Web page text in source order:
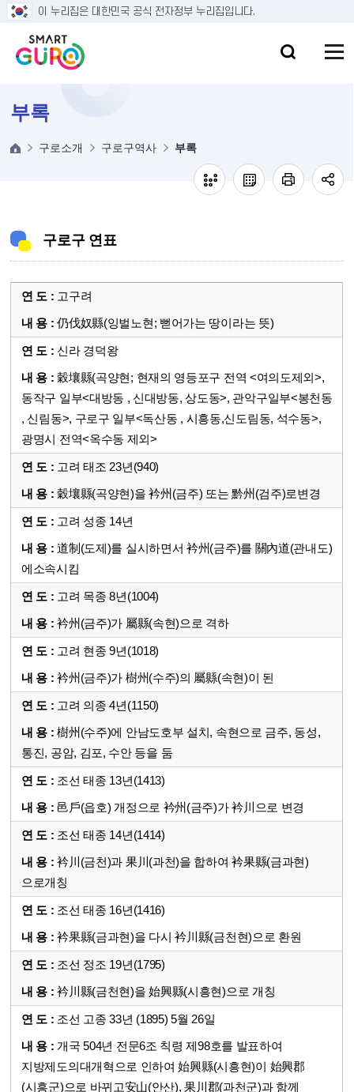
본문 바로가기
이 누리집은 대한민국 공식 전자정부 누리집입니다.
부록
구로소개 구로구역사 부록
구로구 연표
고구려
仍伐奴縣(잉벌노현; 뻗어가는 땅이라는 뜻)
신라 경덕왕
穀壤縣(곡양현; 현재의 영등포구 전역 <여의도제외>,
동작구 일부<대방동 , 신대방동, 상도동>, 관악구일부<봉천동
, 신림동>, 구로구 일부<독산동 , 시흥동,신도림동, 석수동>,
광명시 전역<옥수동 제외>
고려 태조 23년(940)
穀壤縣(곡양현)을 衿州(금주) 또는 黔州(검주)로변경
고려 성종 14년
道制(도제)를 실시하면서 衿州(금주)를 關內道(관내도)
에소속시킴
고려 목종 8년(1004)
衿州(금주)가 屬縣(속현)으로 격하
고려 현종 9년(1018)
衿州(금주)가 樹州(수주)의 屬縣(속현)이 된
고려 의종 4년(1150)
樹州(수주)에 안남도호부 설치, 속현으로 금주, 동성,
통진, 공암, 김포, 수안 등을 둠
조선 태종 13년(1413)
邑戶(읍호) 개정으로 衿州(금주)가 衿川으로 변경
조선 태종 14년(1414)
衿川(금천)과 果川(과천)을 합하여 衿果縣(금과현)
으로개칭
조선 태종 16년(1416)
衿果縣(금과현)을 다시 衿川縣(금천현)으로 환원
조선 정조 19년(1795)
衿川縣(금천현)을 始興縣(시흥현)으로 개칭
조선 고종 33년 (1895) 5월 26일
개국 504년 전문6조 칙령 제98호를 발표하여
지방제도의대개혁으로 인하여 始興縣(시흥현)이 始興郡
(시흥군)으로 바뀌고安山(안산), 果川郡(과천군)과 함께